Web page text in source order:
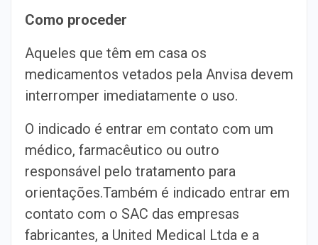
Como proceder
Aqueles que têm em casa os
medicamentos vetados pela Anvisa devem
interromper imediatamente o uso.
O indicado é entrar em contato com um
médico, farmacêutico ou outro
responsável pelo tratamento para
orientações.Também é indicado entrar em
contato com o SAC das empresas
fabricantes, a United Medical Ltda e a